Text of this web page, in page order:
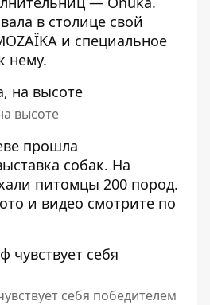
в столице свой
и специальное
нему.
высоте
прошла
собак. На
питомцы 200 пород.
и видео смотрите по
себя победителем